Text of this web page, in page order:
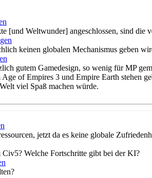
[und Weltwunder] angeschlossen, sind die
keinen globalen Mechanismus geben
gutem Gamedesign, so wenig für MP
of Empires 3 und Empire Earth stehen
viel Spaß machen würde.
jetzt da es keine globale
Welche Fortschritte gibt bei der KI?